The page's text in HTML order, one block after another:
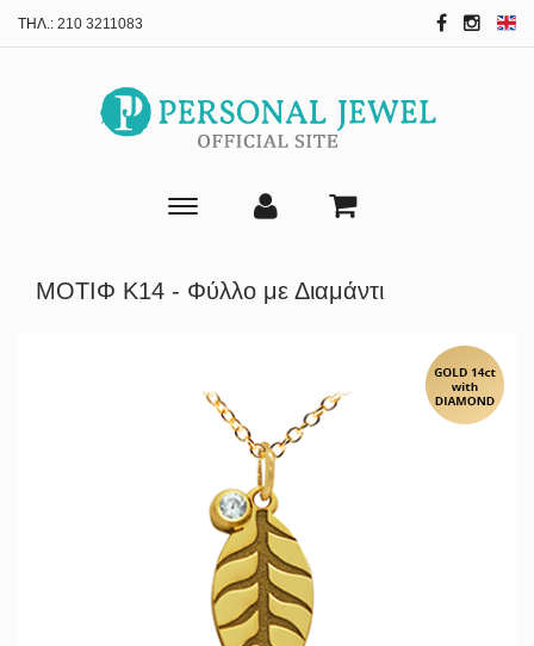
ΤΗΛ.: 210 3211083
Toggle
ΜΟΤΙΦ Κ14 - Φύλλο με Διαμάντι